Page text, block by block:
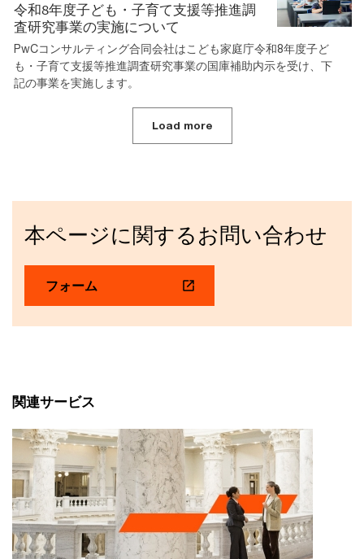
令和8年度子ども・子育て支援等推進調
査研究事業の実施について
PwCコンサルティング合同会社はこども家庭庁令和8年度子ど
も・子育て支援等推進調査研究事業の国庫補助内示を受け、下
記の事業を実施します。
Load more
本ページに関するお問い合わせ
フォーム
関連サービス